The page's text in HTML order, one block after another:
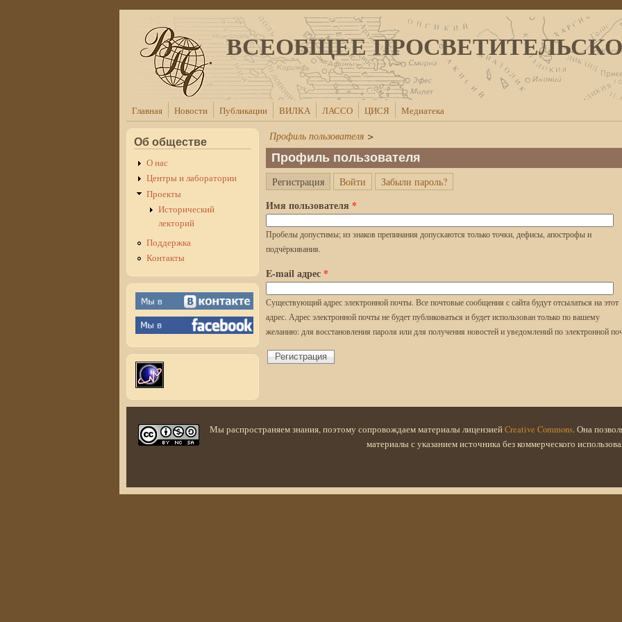
ВСЕОБЩЕЕ
Главная Новости Публикации ВИЛКА ЛАССО ЦИСЯ Медиатека
Об обществе
О нас
Центры и лаборатории
Проекты
Исторический
лекторий
Поддержка
Контакты
Профиль пользователя >
Профиль пользователя
Главные вкладки
Регистрация (активная вкладка)
Войти Забыли пароль?
Имя пользователя *
Пробелы допустимы; из знаков препинания допускаются только точки, дефисы, апострофы и
подчёркивания.
E-mail адрес *
Существующий адрес электронной почты. Все почтовые сообщения с сайта будут отсылаться на этот
адрес. Адрес электронной почты не будет публиковаться и будет использован только по вашему
желанию: для восстановления пароля или для получения новостей и уведомлений по электронной
Мы распространяем знания, поэтому сопровождаем материалы лицензиейCreative Commons. Она
материалы с указанием источника без коммерческого